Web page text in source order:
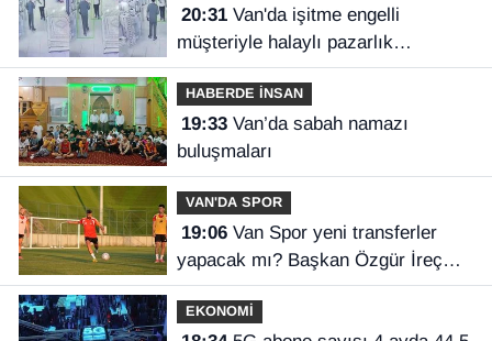
20:31Van'da işitme engelli
müşteriyle halaylı pazarlık
gülümsetti
HABERDE İNSAN
19:33Van’da sabah namazı
buluşmaları
VAN'DA SPOR
19:06Van Spor yeni transferler
yapacak mı? Başkan Özgür İreç
İlhan açıkladı
EKONOMİ